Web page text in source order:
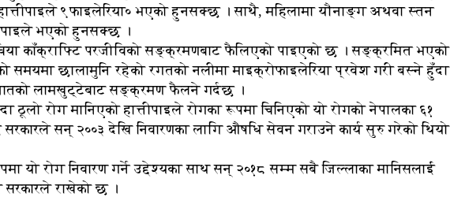
९फाइलेरिया० भएको हुनसक्छ । साथै, महिलामा यौनाङ्ग अथवा स्तन
भएको हुनसक्छ ।
काँक्राफ्टि परजीविको सङ्क्रमणबाट फैलिएको पाइएको छ । सङ्क्रमित भएको
समयमा छालामुनि रहेको रगतको नलीमा माइक्रोफाइलेरिया प्रवेश गरी बस्ने हुँदा
लामखुट्टेबाट सङ्क्रमण फैलने गर्दछ ।
रोग मानिएको हात्तीपाइले रोगका रूपमा चिनिएको यो रोगको नेपालका ६१
सन् २००३ देखि निवारणका लागि औषधि सेवन गराउने कार्य सुरु गरेको थियो
यो रोग निवारण गर्ने उद्देश्यका साथ सन् २०१८ सम्म सबै जिल्लाका मानिसलाई
राखेको छ ।